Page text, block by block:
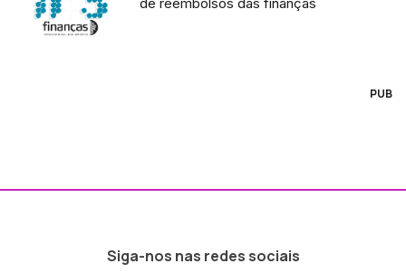
PUB
Siga-nos nas redes sociais